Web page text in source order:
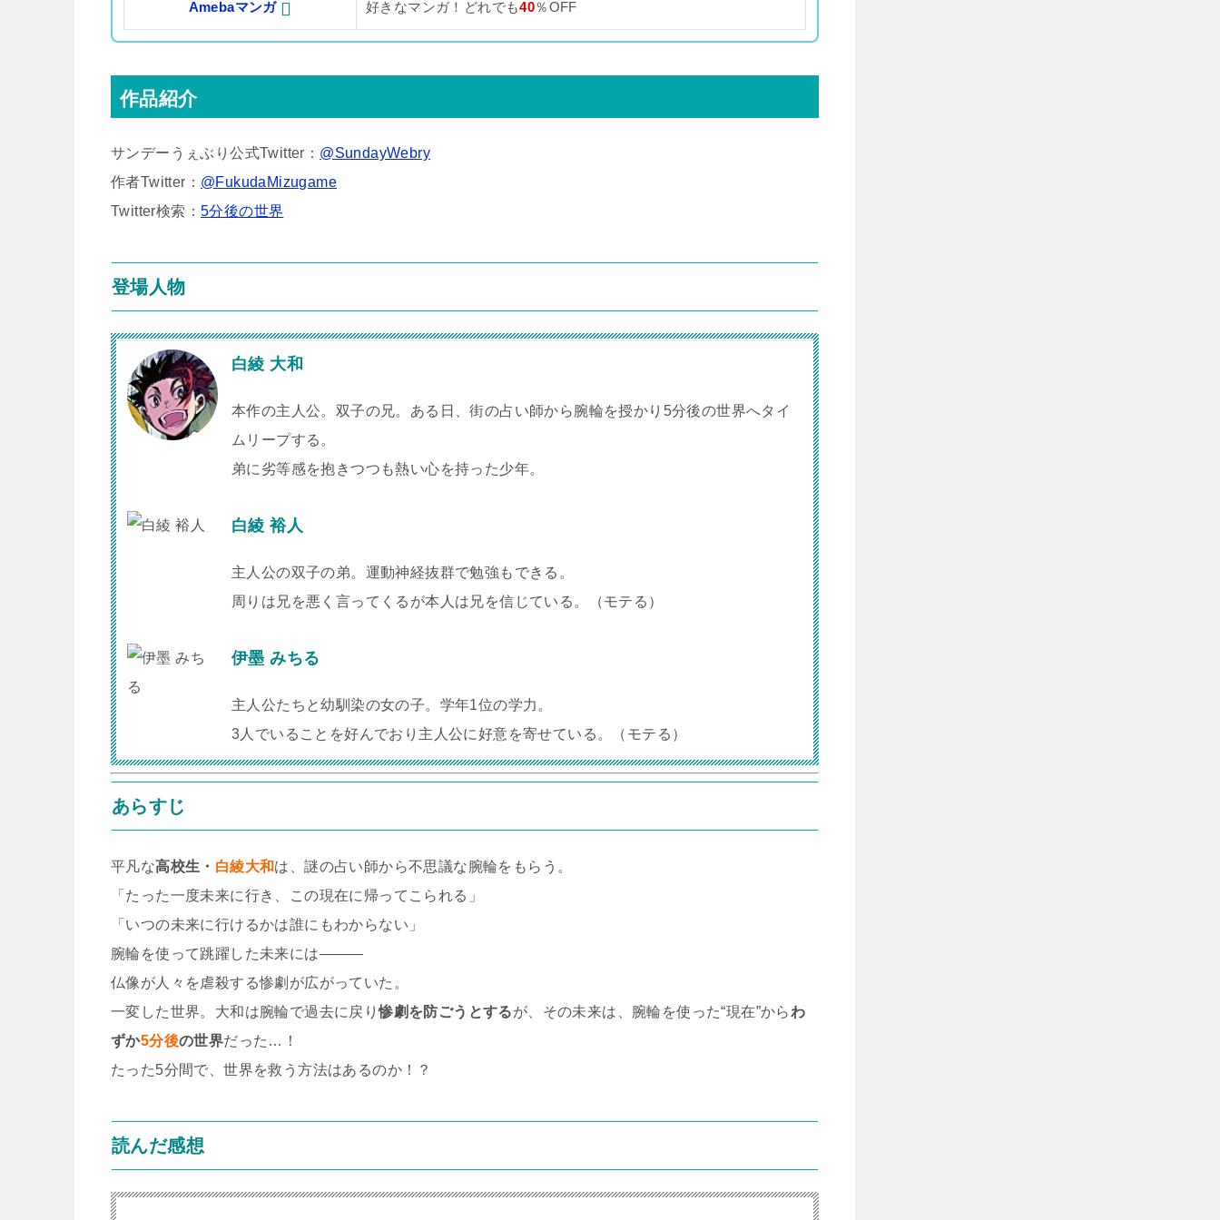
Amebaマンガ 好きなマンガ！どれでも40％OFF
作品紹介
サンデーうぇぶり公式Twitter： @SundayWebry
作者Twitter： @FukudaMizugame
Twitter検索： 5分後の世界
登場人物
白綾 大和
本作の主人公。双子の兄。ある日、街の占い師から腕輪を授かり5分後の世界へタイ
ムリープする。
弟に劣等感を抱きつつも熱い心を持った少年。
白綾 裕人
主人公の双子の弟。運動神経抜群で勉強もできる。
周りは兄を悪く言ってくるが本人は兄を信じている。（モテる）
伊墨 みちる
主人公たちと幼馴染の女の子。学年1位の学力。
3人でいることを好んでおり主人公に好意を寄せている。（モテる）
あらすじ
平凡な高校生・ 白綾大和は、謎の占い師から不思議な腕輪をもらう。
「たった一度未来に行き、この現在に帰ってこられる」
「いつの未来に行けるかは誰にもわからない」
腕輪を使って跳躍した未来には―――
仏像が人々を虐殺する惨劇が広がっていた。
一変した世界。大和は腕輪で過去に戻り惨劇を防ごうとするが、その未来は、腕輪を使った“現在”から わ
ずか5分後の世界だった…！
たった5分間で、世界を救う方法はあるのか！？
読んだ感想